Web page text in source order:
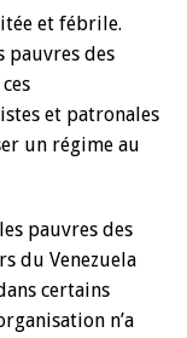
et fébrile.
pauvres des
et patronales
un régime au
pauvres des
du Venezuela
certains
n’a